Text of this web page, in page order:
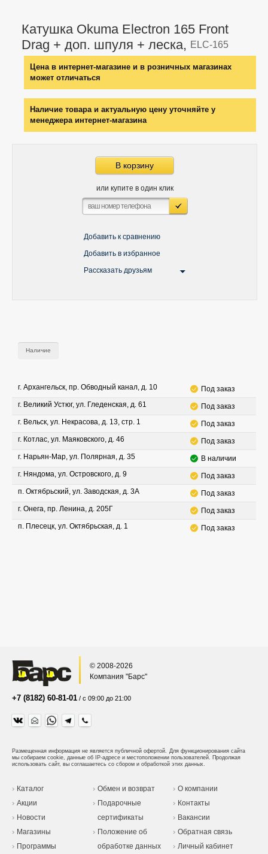
Катушка Okuma Electron 165 Front
Drag + доп. шпуля + леска, ELC-165
Цена в интернет-магазине и в розничных магазинах
может отличаться
Наличие товара и актуальную цену уточняйте у
менеджера интернет-магазина
В корзину
или купите в один клик
Добавить к сравнению
Добавить в избранное
Рассказать друзьям
Наличие
г. Архангельск, пр. Обводный канал, д. 10
Под заказ
г. Великий Устюг, ул. Гледенская, д. 61
Под заказ
г. Вельск, ул. Некрасова, д. 13, стр. 1
Под заказ
г. Котлас, ул. Маяковского, д. 46
Под заказ
г. Нарьян-Мар, ул. Полярная, д. 35
В наличии
г. Няндома, ул. Островского, д. 9
Под заказ
п. Октябрьский, ул. Заводская, д. 3А
Под заказ
г. Онега, пр. Ленина, д. 205Г
Под заказ
п. Плесецк, ул. Октябрьская, д. 1
Под заказ
© 2008-2026
Компания "Барс"
+7 (8182) 60-81-01 / с 09:00 до 21:00
Размещенная информация не является публичной офертой. Для функционирования сайта
мы собираем cookie, данные об IP-адресе и местоположении пользователей. Продолжая
использовать сайт, вы соглашаетесь со сбором и обработкой этих данных.
Каталог
Акции
Новости
Магазины
Программы
Обмен и возврат
Подарочные
сертификаты
Положение об
обработке данных
О компании
Контакты
Вакансии
Обратная связь
Личный кабинет